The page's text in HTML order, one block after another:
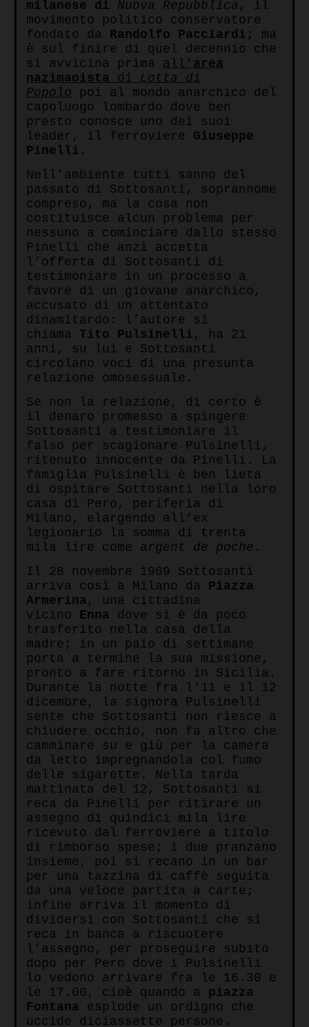
milanese di Nuova Repubblica , il
movimento politico conservatore
fondato da Randolfo Pacciardi ; ma
è sul finire di quel decennio che
si avvicina prima all’ area
nazimaoista di
Lotta di
Popolo poi al mondo anarchico del
capoluogo lombardo dove ben
presto conosce uno dei suoi
leader, il ferroviere Giuseppe
Pinelli .
Nell’ambiente tutti sanno del
passato di Sottosanti, soprannome
compreso, ma la cosa non
costituisce alcun problema per
nessuno a cominciare dallo stesso
Pinelli che anzi accetta
l’offerta di Sottosanti di
testimoniare in un processo a
favore di un giovane anarchico,
accusato di un attentato
dinamitardo: l’autore si
chiama Tito Pulsinelli , ha 21
anni, su lui e Sottosanti
circolano voci di una presunta
relazione omosessuale.
Se non la relazione, di certo è
il denaro promesso a spingere
Sottosanti a testimoniare il
falso per scagionare Pulsinelli,
ritenuto innocente da Pinelli. La
famiglia Pulsinelli è ben lieta
di ospitare Sottosanti nella loro
casa di Pero, periferia di
Milano, elargendo all’ex
legionario la somma di trenta
mila lire come argent de poche .
Il 28 novembre 1969 Sottosanti
arriva così a Milano da Piazza
Armerina , una cittadina
vicino Enna dove si è da poco
trasferito nella casa della
madre; in un paio di settimane
porta a termine la sua missione,
pronto a fare ritorno in Sicilia.
Durante la notte fra l’11 e il 12
dicembre, la signora Pulsinelli
sente che Sottosanti non riesce a
chiudere occhio, non fa altro che
camminare su e giù per la camera
da letto impregnandola col fumo
delle sigarette. Nella tarda
mattinata del 12, Sottosanti si
reca da Pinelli per ritirare un
assegno di quindici mila lire
ricevuto dal ferroviere a titolo
di rimborso spese; i due pranzano
insieme, poi si recano in un bar
per una tazzina di caffè seguita
da una veloce partita a carte;
infine arriva il momento di
dividersi con Sottosanti che si
reca in banca a riscuotere
l’assegno, per proseguire subito
dopo per Pero dove i Pulsinelli
lo vedono arrivare fra le 16.30 e
le 17.00, cioè quando a piazza
Fontana esplode un ordigno che
uccide diciassette persone.